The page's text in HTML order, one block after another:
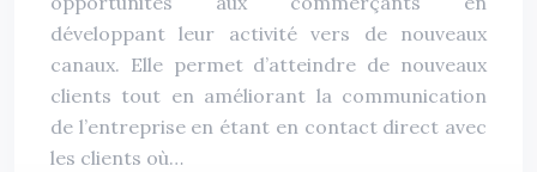
développant leur activité vers de nouveaux
canaux. Elle permet d’atteindre de nouveaux
clients tout en améliorant la communication
de l’entreprise en étant en contact direct avec
les clients où…